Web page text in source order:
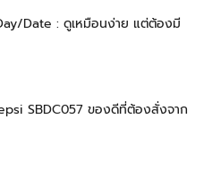
Date : ดูเหมือนง่าย แต่ต้องมี
SBDC057 ของดีที่ต้องสั่งจาก